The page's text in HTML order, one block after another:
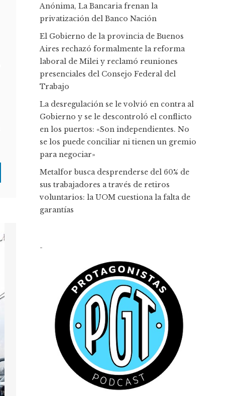
Anónima, La Bancaria frenan la
privatización del Banco Nación
El Gobierno de la provincia de Buenos
Aires rechazó formalmente la reforma
laboral de Milei y reclamó reuniones
presenciales del Consejo Federal del
Trabajo
La desregulación se le volvió en contra al
Gobierno y se le descontroló el conflicto
en los puertos: «Son independientes. No
se los puede conciliar ni tienen un gremio
para negociar»
Metalfor busca desprenderse del 60% de
sus trabajadores a través de retiros
voluntarios: la UOM cuestiona la falta de
garantías
-